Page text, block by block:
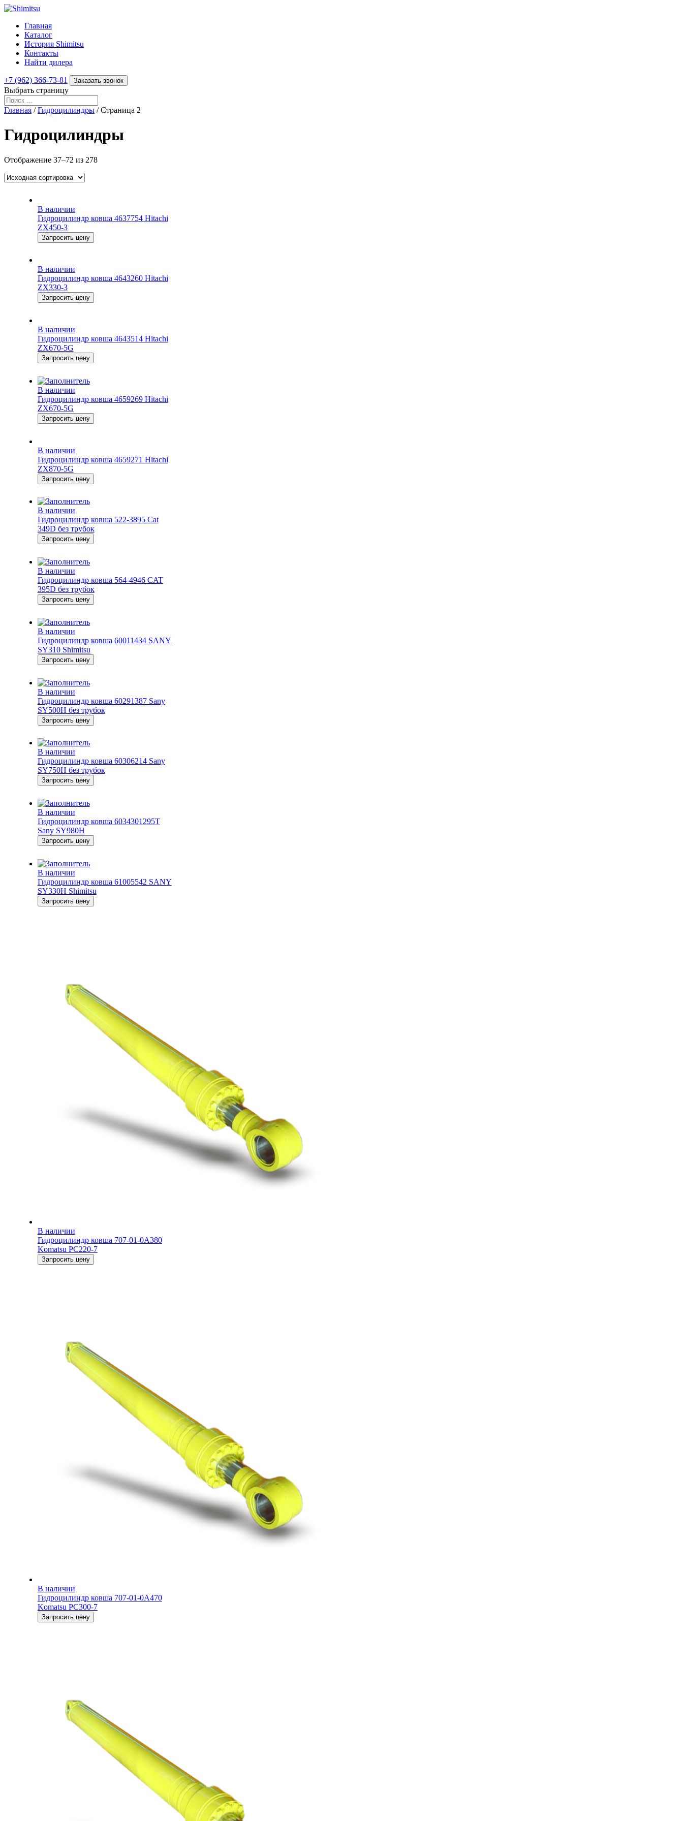
Главная
Каталог
История Shimitsu
Контакты
Найти дилера
+7 (962) 366-73-81 Заказать звонок
Выбрать страницу
Главная /Гидроцилиндры / Страница 2
Гидроцилиндры
Отображение 37–72 из 278
В наличии
Гидроцилиндр ковша 4637754 Hitachi
ZX450-3
Запросить цену
В наличии
Гидроцилиндр ковша 4643260 Hitachi
ZX330-3
Запросить цену
В наличии
Гидроцилиндр ковша 4643514 Hitachi
ZX670-5G
Запросить цену
В наличии
Гидроцилиндр ковша 4659269 Hitachi
ZX670-5G
Запросить цену
В наличии
Гидроцилиндр ковша 4659271 Hitachi
ZX870-5G
Запросить цену
В наличии
Гидроцилиндр ковша 522-3895 Cat
349D без трубок
Запросить цену
В наличии
Гидроцилиндр ковша 564-4946 CAT
395D без трубок
Запросить цену
В наличии
Гидроцилиндр ковша 60011434 SANY
SY310 Shimitsu
Запросить цену
В наличии
Гидроцилиндр ковша 60291387 Sany
SY500H без трубок
Запросить цену
В наличии
Гидроцилиндр ковша 60306214 Sany
SY750H без трубок
Запросить цену
В наличии
Гидроцилиндр ковша 6034301295T
Sany SY980H
Запросить цену
В наличии
Гидроцилиндр ковша 61005542 SANY
SY330H Shimitsu
Запросить цену
В наличии
Гидроцилиндр ковша 707-01-0A380
Komatsu PC220-7
Запросить цену
В наличии
Гидроцилиндр ковша 707-01-0A470
Komatsu PC300-7
Запросить цену